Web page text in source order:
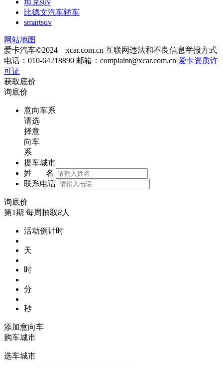
坦克suv
比德文汽车轿车
smartsuv
网站地图
爱卡汽车©2024 xcar.com.cn 互联网违法和不良信息举报方式
电话：010-64218890 邮箱： complaint@xcar.com.cn 爱卡资质许
可证
获取底价
询底价
意向车系
请选
择意
向车
系
提车城市
姓 名
联系电话
询底价
第1期 每周抽取8人
活动倒计时
天
时
分
秒
添加意向车
购车城市
选车城市